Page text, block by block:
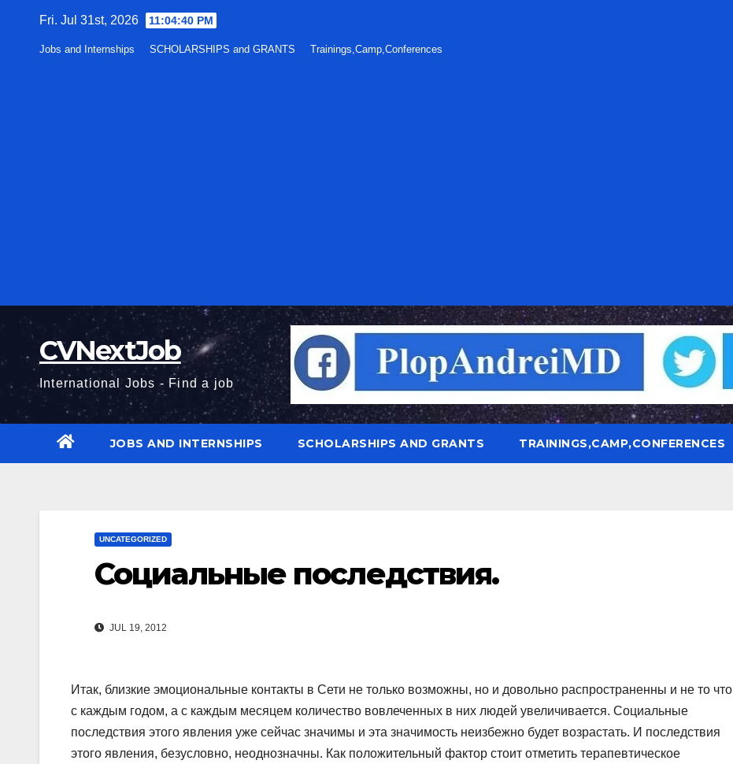
Fri. Jul 31st, 2026 11:04:41 PM
Jobs and Internships SCHOLARSHIPS and GRANTS Trainings,Camp,Conferences
CVNextJob
International Jobs - Find a job
JOBS AND INTERNSHIPS SCHOLARSHIPS AND GRANTS TRAININGS,CAMP,CONFERENCES
UNCATEGORIZED
Социальные последствия.
JUL 19, 2012
Итак, близкие эмоциональные контакты в Сети не только возможны, но и довольно распространенны и не то что
с каждым годом, а с каждым месяцем количество вовлеченных в них людей увеличивается. Социальные
последствия этого явления уже сейчас значимы и эта значимость неизбежно будет возрастать. И последствия
этого явления, безусловно, неоднозначны. Как положительный фактор стоит отметить терапевтическое